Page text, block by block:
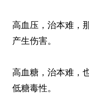
高血压，治本难，
产生伤害。
高血糖，治本难，
低糖毒性。